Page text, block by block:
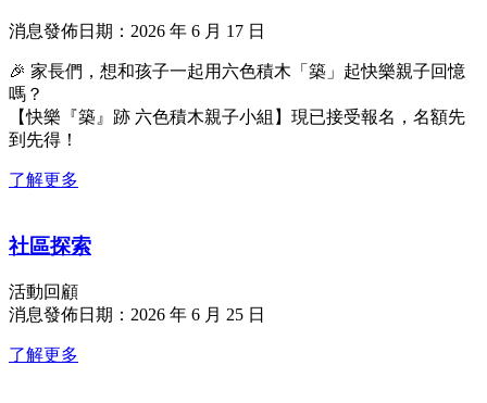
消息發佈日期：2026 年 6 月 17 日
🎉 家長們，想和孩子一起用六色積木「築」起快樂親子回憶
嗎？
【快樂『築』跡 六色積木親子小組】現已接受報名，名額先
到先得！
了解更多
社區探索
活動回顧
消息發佈日期：2026 年 6 月 25 日
了解更多